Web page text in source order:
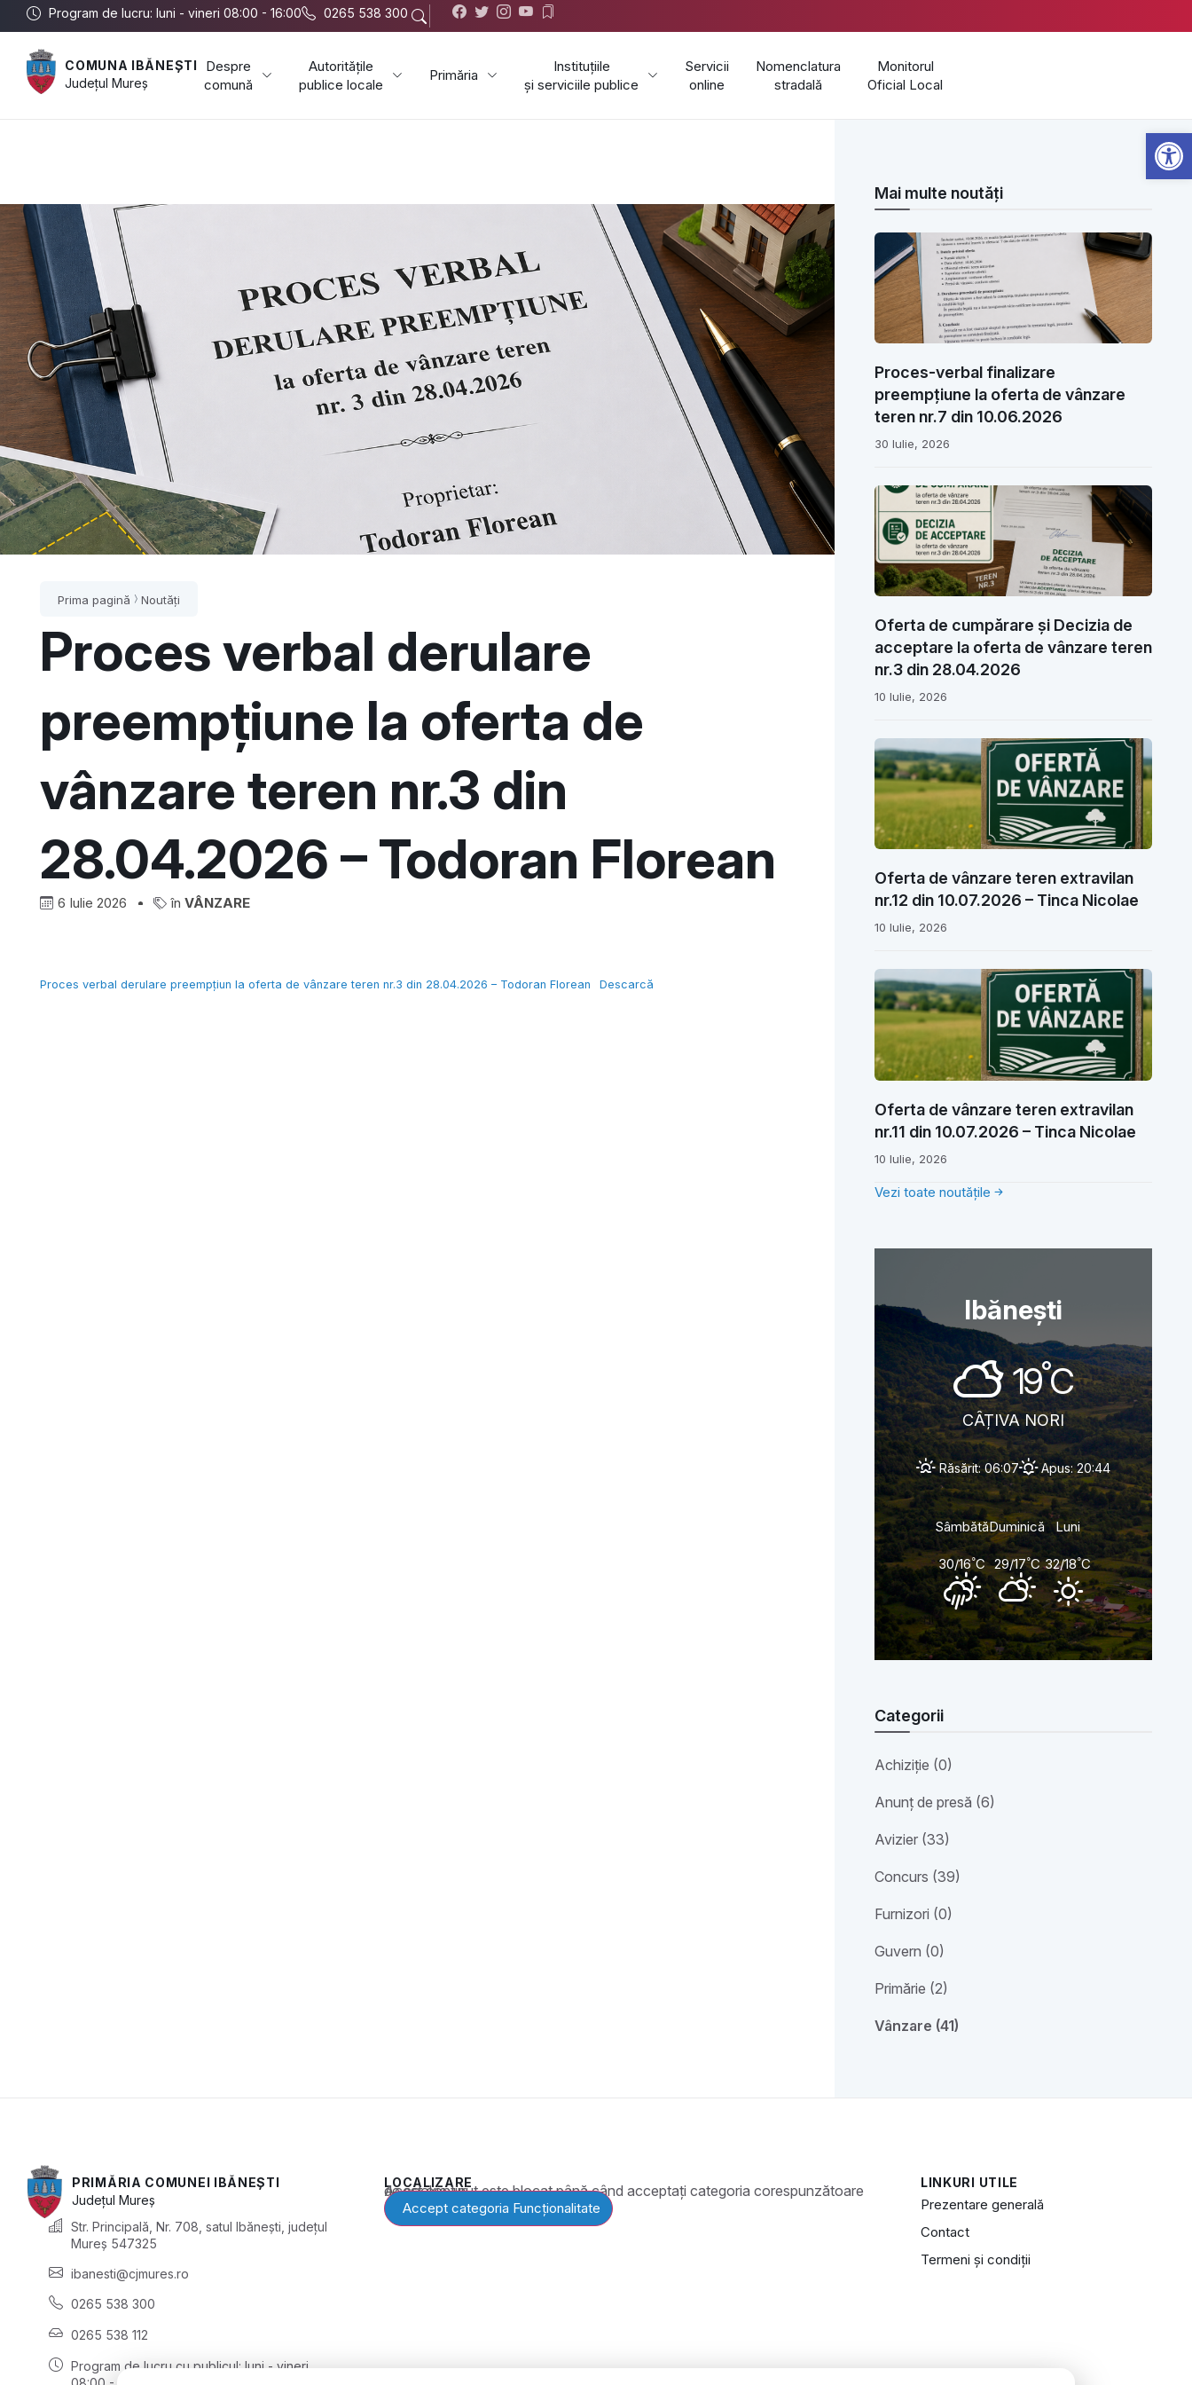
Program de lucru: luni - vineri 08:00 - 16:00 0265 538 300
COMUNA IBĂNEȘTI
JudețulMureș
Despre
comună
Autoritățile
publice locale
Primăria
Instituțiile
și serviciile publice
Servicii
online
Nomenclatura
stradală
Monitorul
Oficial Local
Prima pagină Noutăți
Proces verbal derulare
preempțiune la oferta de
vânzare teren nr.3 din
28.04.2026 – Todoran Florean
6 Iulie 2026 în VÂNZARE
Proces verbal derulare preempțiun la oferta de vânzare teren nr.3 din 28.04.2026 – Todoran Florean Descarcă
Mai multe noutăți
Proces-verbal finalizare
preempțiune la oferta de vânzare
teren nr.7 din 10.06.2026
30 Iulie, 2026
Oferta de cumpărare și Decizia de
acceptare la oferta de vânzare teren
nr.3 din 28.04.2026
10 Iulie, 2026
Oferta de vânzare teren extravilan
nr.12 din 10.07.2026 – Tinca Nicolae
10 Iulie, 2026
Oferta de vânzare teren extravilan
nr.11 din 10.07.2026 – Tinca Nicolae
10 Iulie, 2026
Vezi toate noutățile
Ibănești
19°C
CÂȚIVA NORI
Răsărit: 06:07 Apus: 20:44
Sâmbătă
30/16°C
Duminică
29/17°C
Luni
32/18°C
Categorii
Achiziție (0)
Anunț de presă (6)
Avizier (33)
Concurs (39)
Furnizori (0)
Guvern (0)
Primărie (2)
Vânzare (41)
PRIMĂRIA COMUNEI IBĂNEȘTI
JudețulMureș
Str. Principală, Nr. 708, satul Ibănești, județul
Mureș 547325
ibanesti@cjmures.ro
0265 538 300
0265 538 112
Program de lucru cu publicul: luni - vineri
LOCALIZARE
Acest conținut este blocat până când acceptați categoria corespunzătoare de cookie-uri.
Accept categoria Funcționalitate
LINKURI UTILE
Prezentare generală
Contact
Termeni și condiții